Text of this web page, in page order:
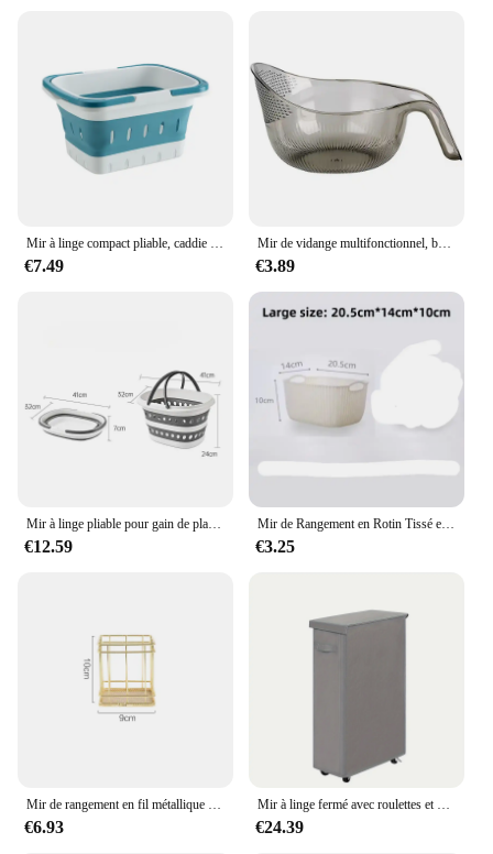
Mir à linge compact pliable, caddie de bain en plastique, capacité de poignée, accessoires de voyage portables
€7.49
Mir de vidange multifonctionnel, bol de vidange, évier domestique, bassin à légumes, lavage de cuisine, assiette de fruits en plastique
€3.89
Mir à linge pliable pour gain de place, bac de rangement en plastique portable avec Foy pour l'organisation de la buanderie, 16L
€12.59
Mir de Rangement en Rotin Tissé en Plastique pour Cuisine, Boîte de Rangement pour Collation
€3.25
Mir de rangement en fil métallique rose doré, pour la maison, le bureau, le bureau, le sunoffice, porte-pinceau de maquillage, évaluation en fer, décoration nordique
€6.93
Mir à linge fermé avec roulettes et couvercle, 65L, 17,17 Gal, adapté aux chambres à coucher, baignoires, buanderie, dortoirs, 1PC
€24.39